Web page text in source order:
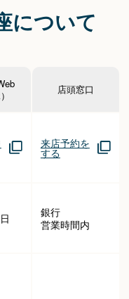
について
店頭窓口
来店予約を
する
銀行
営業時間内